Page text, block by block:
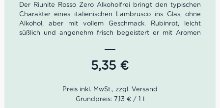
Der Riunite Rosso Zero Alkoholfrei bringt den typischen
Charakter eines italienischen Lambrusco ins Glas, ohne
Alkohol, aber mit vollem Geschmack. Rubinrot, leicht
süßlich und angenehm frisch begeistert er mit Aromen
alkoholfreier Begleiter zu mediterranen Speisen oder zum
Anstoßen bei besonderen Momenten. Genieße die
italienische Lebensfreude – alkoholfrei und unbeschwert.
5,35 €
Grundpreis: 7,13 € / 1 l